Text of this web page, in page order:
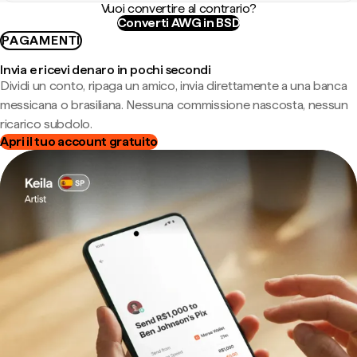
Vuoi convertire al contrario?
Converti AWG in BSD
PAGAMENTI
Invia e ricevi denaro in pochi secondi
Dividi un conto, ripaga un amico, invia direttamente a una banca
messicana o brasiliana. Nessuna commissione nascosta, nessun
ricarico subdolo.
Apri il tuo account gratuito